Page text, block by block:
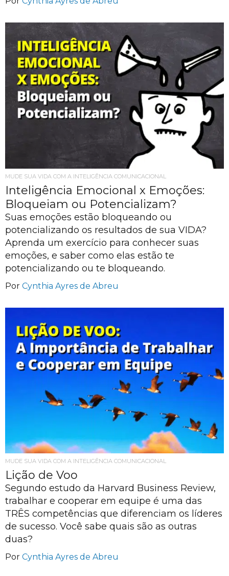
MUDE SUA VIDA COM A INTELIGÊNCIA COMUNICACIONAL
Inteligência Emocional x Emoções:
Bloqueiam ou Potencializam?
Suas emoções estão bloqueando ou
potencializando os resultados de sua VIDA?
Aprenda um exercício para conhecer suas
emoções, e saber como elas estão te
potencializando ou te bloqueando.
Por Cynthia Ayres de Abreu
MUDE SUA VIDA COM A INTELIGÊNCIA COMUNICACIONAL
Lição de Voo
Segundo estudo da Harvard Business Review,
trabalhar e cooperar em equipe é uma das
TRÊS competências que diferenciam os líderes
de sucesso. Você sabe quais são as outras
duas?
Por Cynthia Ayres de Abreu